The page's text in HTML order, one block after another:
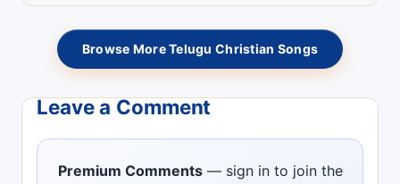
Browse More Telugu Christian Songs
Leave a Comment
Premium Comments— sign in to join the